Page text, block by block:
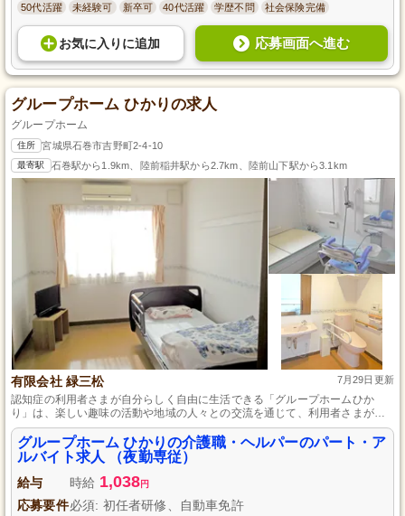
50代活躍 未経験可 新卒可 40代活躍 学歴不問 社会保険完備
お気に入り に追加 応募画面へ進む
グループホーム ひかりの求人
グループホーム
住所 宮城県石巻市吉野町2-4-10
最寄駅 石巻駅から1.9km、陸前稲井駅から2.7km、陸前山下駅から3.1km
有限会社 緑三松 7月29日更新
認知症の利用者さまが自分らしく自由に生活できる「グループホームひか
り」は、楽しい趣味の活動や地域の人々との交流を通じて、利用者さまが生
きがいを感じられるような環境づくりをしています。また、スタッフは利用
者さまのペースに合わせたケアを行い、チームワークを重視しています。初
任者研修の資格がある方は未経験でも応募可で、週3日からの勤務及び勤務時
間の相談が可能です。
グループホーム ひかりの介護職・ヘルパーのパート・ア
ルバイト求人 （夜勤専従）
給与 時給 1,038円
応募要件必須: 初任者研修、自動車免許